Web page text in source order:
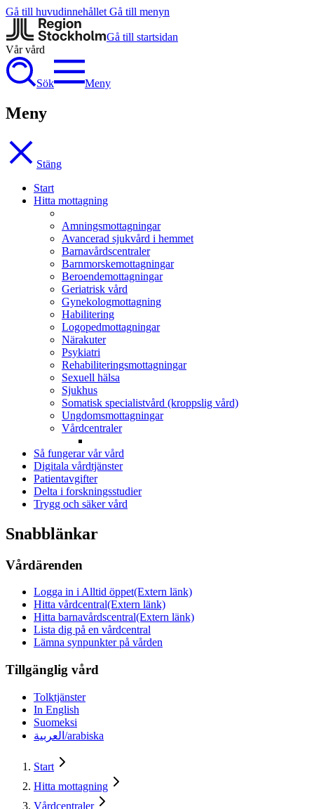
Gå till huvudinnehållet Gå till menyn
Gå till startsidan
Vår vård
Sök Meny
Meny
Stäng
Start
Hitta mottagning
Amningsmottagningar
Avancerad sjukvård i hemmet
Barnavårdscentraler
Barnmorskemottagningar
Beroendemottagningar
Geriatrisk vård
Gynekologmottagning
Habilitering
Logopedmottagningar
Närakuter
Psykiatri
Rehabiliteringsmottagningar
Sexuell hälsa
Sjukhus
Somatisk specialistvård (kroppslig vård)
Ungdomsmottagningar
Vårdcentraler
Så fungerar vår vård
Digitala vårdtjänster
Patientavgifter
Delta i forskningsstudier
Trygg och säker vård
Snabblänkar
Vårdärenden
Logga in i Alltid öppet(Extern länk)
Hitta vårdcentral(Extern länk)
Hitta barnavårdscentral(Extern länk)
Lista dig på en vårdcentral
Lämna synpunkter på vården
Tillgänglig vård
Tolktjänster
In English
Suomeksi
العربية/arabiska
Start
Hitta mottagning
Vårdcentraler